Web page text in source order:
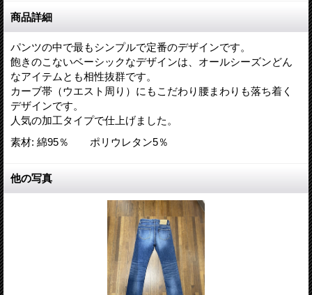
商品詳細
パンツの中で最もシンプルで定番のデザインです。
飽きのこないベーシックなデザインは、オールシーズンどん
なアイテムとも相性抜群です。
カーブ帯（ウエスト周り）にもこだわり腰まわりも落ち着く
デザインです。
人気の加工タイプで仕上げました。
素材: 綿95％ ポリウレタン5％
他の写真